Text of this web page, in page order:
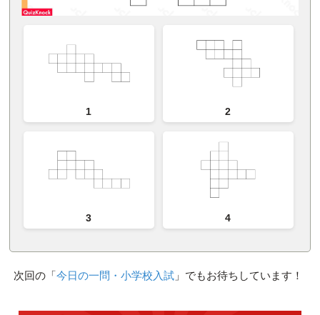
1 2
3 4
次回の「 今日の一問・小学校入試」でもお待ちしています！